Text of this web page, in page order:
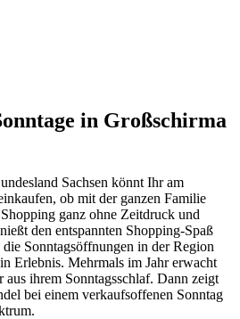
in Großschirma
Sachsen könnt Ihr am
ob mit der ganzen Familie
ganz ohne Zeitdruck und
den entspannten Shopping-Spaß
Sonntagsöffnungen in der Region
Erlebnis. Mehrmals im Jahr erwacht
ihrem Sonntagsschlaf. Dann zeigt
bei einem verkaufsoffenen Sonntag